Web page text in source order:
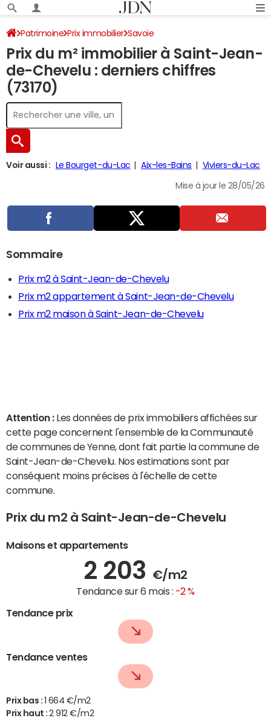
Patrimoine Prix immobilier Savoie
Saint-Jean-de-Chevelu
Prix du m² immobilier à Saint-Jean-
de-Chevelu : derniers chiffres
(73170)
Voir aussi : Le Bourget-du-Lac Aix-les-Bains Viviers-du-Lac
Mise à jour le 28/05/26
Sommaire
Prix m2 à Saint-Jean-de-Chevelu
Prix m2 appartement à Saint-Jean-de-Chevelu
Prix m2 maison à Saint-Jean-de-Chevelu
Attention : Les données de prix immobiliers affichées sur
cette page concernent l'ensemble de la Communauté
de communes de Yenne, dont fait partie la commune de
Saint-Jean-de-Chevelu. Nos estimations sont par
conséquent moins précises à l'échelle de cette
commune.
Prix du m2 à Saint-Jean-de-Chevelu
Maisons et appartements
2 203 €/m2
Tendance sur 6 mois : -2 %
Tendance prix
Tendance ventes
Prix bas :
1 664 €/m2
Prix haut :2 912 €/m2